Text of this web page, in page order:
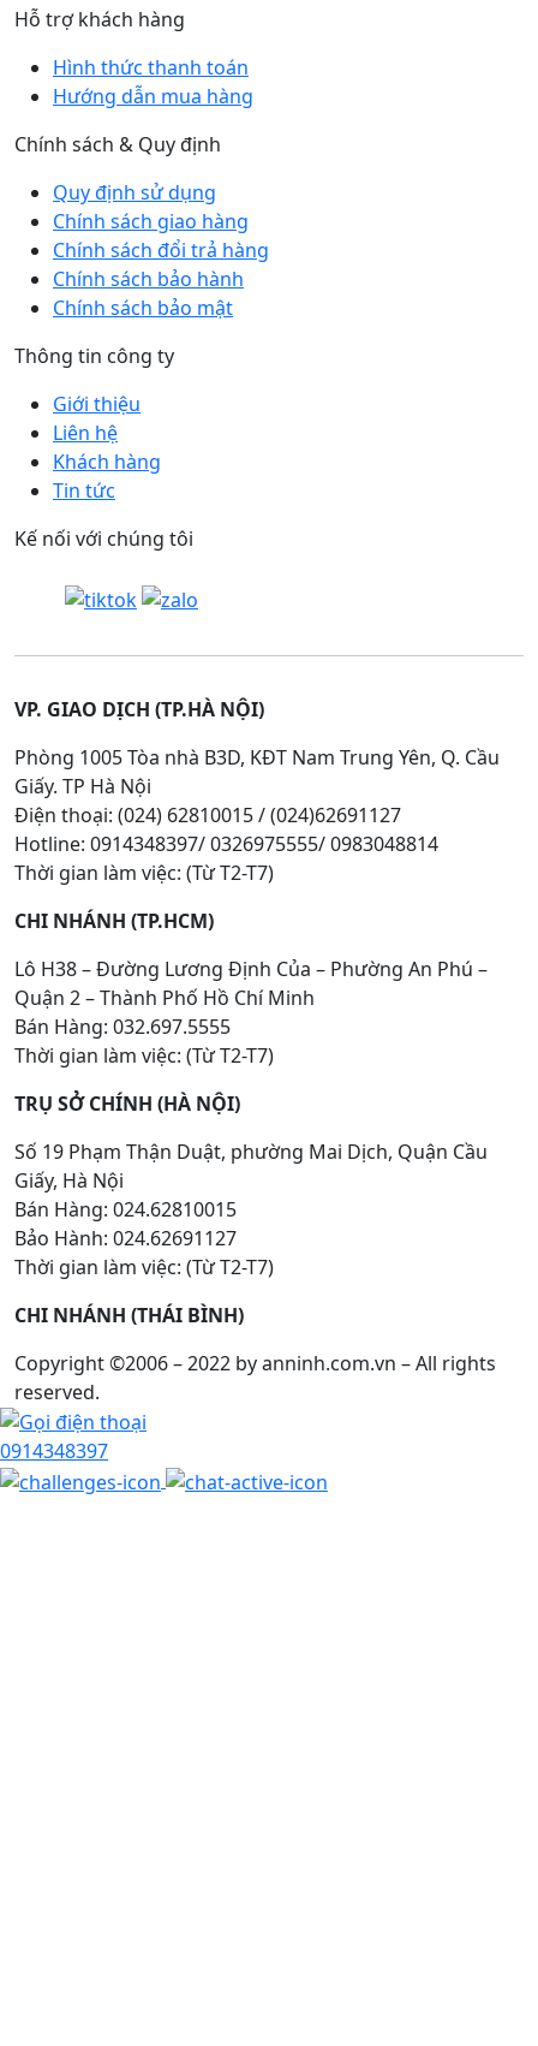
Hỗ trợ khách hàng
Hình thức thanh toán
Hướng dẫn mua hàng
Chính sách & Quy định
Quy định sử dụng
Chính sách giao hàng
Chính sách đổi trả hàng
Chính sách bảo hành
Chính sách bảo mật
Thông tin công ty
Giới thiệu
Liên hệ
Khách hàng
Tin tức
Kế nối với chúng tôi
VP. GIAO DỊCH (TP.HÀ NỘI)
Phòng 1005 Tòa nhà B3D, KĐT Nam Trung Yên, Q. Cầu
Giấy. TP Hà Nội
Điện thoại: (024) 62810015 / (024)62691127
Hotline: 0914348397/ 0326975555/ 0983048814
Thời gian làm việc: (Từ T2-T7)
CHI NHÁNH (TP.HCM)
Lô H38 – Đường Lương Định Của – Phường An Phú –
Quận 2 – Thành Phố Hồ Chí Minh
Bán Hàng: 032.697.5555
Thời gian làm việc: (Từ T2-T7)
TRỤ SỞ CHÍNH (HÀ NỘI)
Số 19 Phạm Thận Duật, phường Mai Dịch, Quận Cầu
Giấy, Hà Nội
Bán Hàng: 024.62810015
Bảo Hành: 024.62691127
Thời gian làm việc: (Từ T2-T7)
CHI NHÁNH (THÁI BÌNH)
Copyright ©2006 – 2022 by anninh.com.vn – All rights
reserved.
0914348397